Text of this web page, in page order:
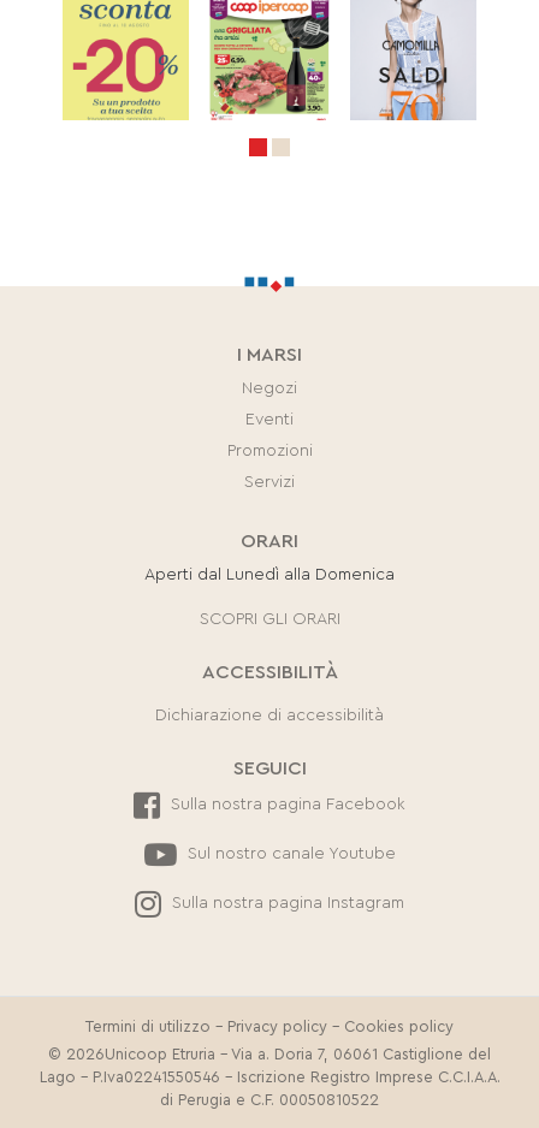
I MARSI
Negozi
Eventi
Promozioni
Servizi
ORARI
Aperti dal Lunedì alla Domenica
SCOPRI GLI ORARI
ACCESSIBILITÀ
Dichiarazione di accessibilità
SEGUICI
Sulla nostra pagina Facebook
Sul nostro canale Youtube
Sulla nostra pagina Instagram
Termini di utilizzo - Privacy policy - Cookies policy
© 2026Unicoop Etruria - Via a. Doria 7, 06061 Castiglione del
Lago - P.Iva02241550546 - Iscrizione Registro Imprese C.C.I.A.A.
di Perugia e C.F. 00050810522